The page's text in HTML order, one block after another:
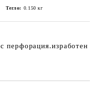
Тегло: 0.150 кг
перфорация.изработен